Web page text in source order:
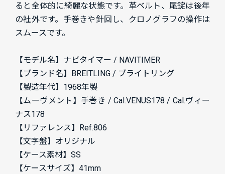
ると全体的に綺麗な状態です。革ベルト、尾錠は後年
の社外です。手巻きや針回し、クロノグラフの操作は
スムースです。
【モデル名】ナビタイマー / NAVITIMER
【ブランド名】BREITLING / ブライトリング
【製造年代】1968年製
【ムーヴメント】手巻き / Cal.VENUS178 / Cal.ヴィー
ナス178
【リファレンス】Ref.806
【文字盤】オリジナル
【ケース素材】SS
【ケースサイズ】41mm